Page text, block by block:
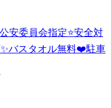
安委員会指定⭐️安全対
✨バスタオル無料❤️駐車